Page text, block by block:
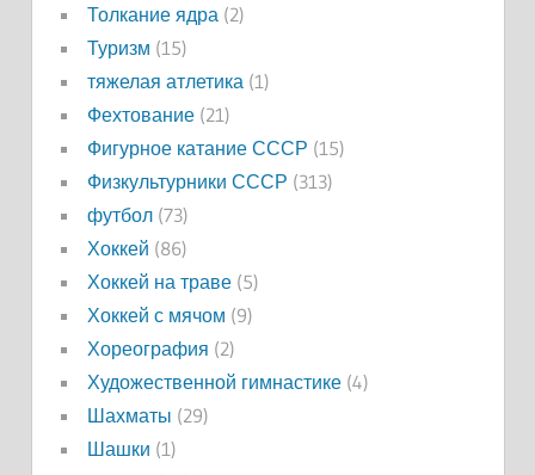
Толкание ядра (2)
Туризм (15)
тяжелая атлетика (1)
Фехтование(21)
Фигурное катание СССР (15)
Физкультурники СССР (313)
футбол(73)
Хоккей (86)
Хоккей на траве(5)
Хоккей с мячом (9)
Хореография (2)
Художественной гимнастике(4)
Шахматы (29)
Шашки (1)